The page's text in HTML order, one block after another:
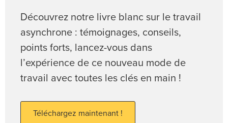
Découvrez notre livre blanc sur le travail
asynchrone : témoignages, conseils,
points forts, lancez-vous dans
l’expérience de ce nouveau mode de
travail avec toutes les clés en main !
Téléchargez maintenant !